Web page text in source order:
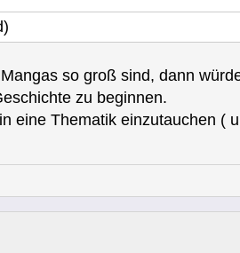
so groß sind, dann
zu beginnen.
eine Thematik einzutauchen (